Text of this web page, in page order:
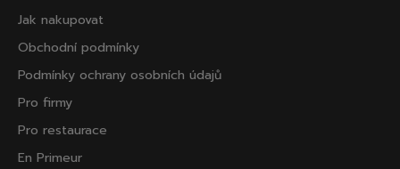
Jak nakupovat
Obchodní podmínky
Podmínky ochrany osobních údajů
Pro firmy
Pro restaurace
En Primeur